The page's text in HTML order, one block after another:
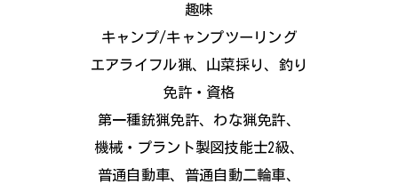
趣味
キャンプ/キャンプツーリング
エアライフル猟、山菜採り、釣り
免許・資格
第一種銃猟免許、わな猟免許、
機械・プラント製図技能士2級、
普通自動車、普通自動二輪車、